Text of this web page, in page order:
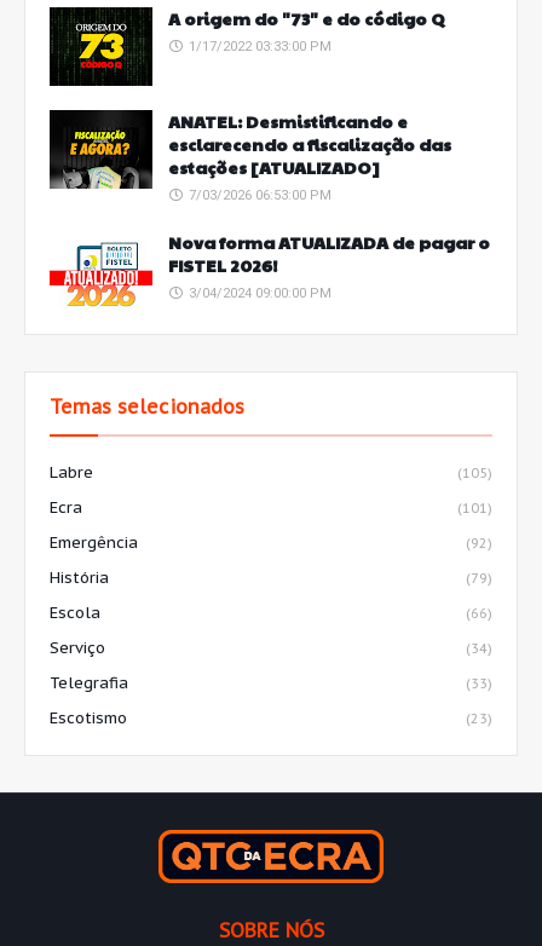
A origem do "73" e do código Q
1/17/2022 03:33:00 PM
ANATEL: Desmistificando e
esclarecendo a fiscalização das
estações [ATUALIZADO]
7/03/2026 06:53:00 PM
Nova forma ATUALIZADA de pagar o
FISTEL 2026!
3/04/2024 09:00:00 PM
Temas selecionados
Labre (105)
Ecra (101)
Emergência (92)
História (79)
Escola (66)
Serviço (34)
Telegrafia (33)
Escotismo (23)
SOBRE NÓS